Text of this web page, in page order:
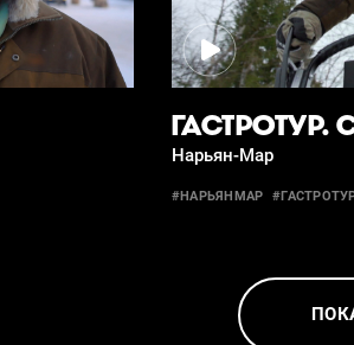
ГАСТРОТУР.
Нарьян-Мар
#НАРЬЯНМАР